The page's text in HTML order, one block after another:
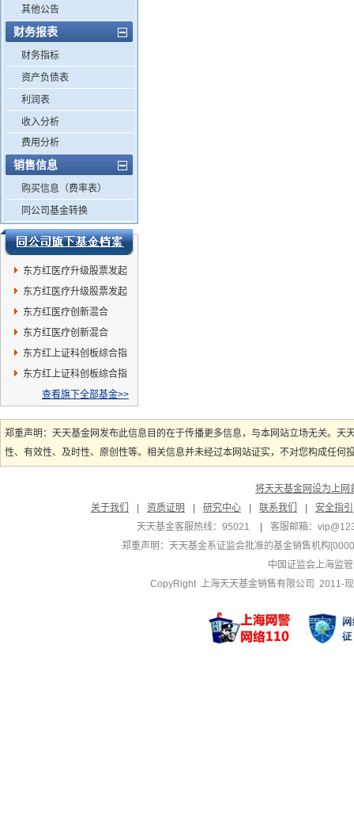
其他公告
财务报表
财务指标
资产负债表
利润表
收入分析
费用分析
销售信息
购买信息（费率表）
同公司基金转换
东方红医疗升级股票发起
A
东方红医疗升级股票发起
C
东方红医疗创新混合
(QDII)C
东方红医疗创新混合
(QDII)A
东方红上证科创板综合指
数增强A
东方红上证科创板综合指
数增强C查看旗下全部基金>>
郑重声明：天天基金网发布此信息目的在于传播更多信息，与本网站立场无关。
性、有效性、及时性、原创性等。相关信息并未经过本网站证实，不对您构成任
将天天基金网设为上网
关于我们
资质证明 研究中心 联系我们
安全指引
天天基金客服热线：95021
客服邮箱：
郑重声明： 天天基金系证监会批准的基金销售机构
中国证监会上海监
CopyRight 上海天天基金销售有限公司 2011-